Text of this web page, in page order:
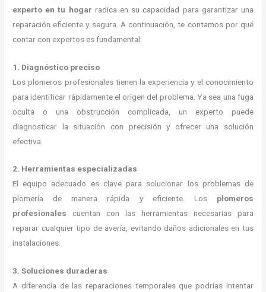
experto en tu hogar radica en su capacidad para garantizar una
reparación eficiente y segura. A continuación, te contamos por qué
contar con expertos es fundamental:
1. Diagnóstico preciso
Los plomeros profesionales tienen la experiencia y el conocimiento
para identificar rápidamente el origen del problema. Ya sea una fuga
oculta o una obstrucción complicada, un experto puede
diagnosticar la situación con precisión y ofrecer una solución
efectiva.
2. Herramientas especializadas
El equipo adecuado es clave para solucionar los problemas de
plomería de manera rápida y eficiente. Los plomeros
profesionales cuentan con las herramientas necesarias para
reparar cualquier tipo de avería, evitando daños adicionales en tus
instalaciones.
3. Soluciones duraderas
A diferencia de las reparaciones temporales que podrías intentar